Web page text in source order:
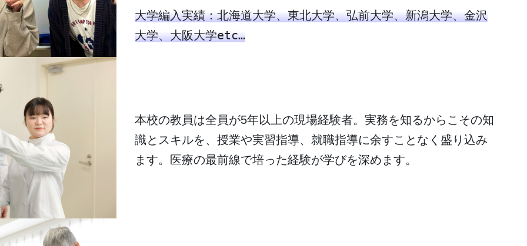
大学編入実績：北海道大学、東北大学、弘前大学、新潟大学、金沢
大学、大阪大学etc…
本校の教員は全員が5年以上の現場経験者。実務を知るからこその知
識とスキルを、授業や実習指導、就職指導に余すことなく盛り込み
ます。医療の最前線で培った経験が学びを深めます。